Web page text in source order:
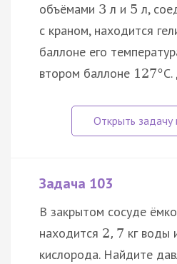
объёмами 3 л и 5 л,
с краном, находится
баллоне его
втором баллоне 127°
Задача 103
В закрытом сосуде
находится 2, 7кг воды
кислорода. Найдите